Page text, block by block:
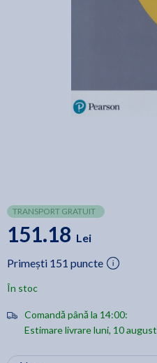
TRANSPORT GRATUIT
151.18 Lei
Primești 151 puncte
În stoc
Comandă până la 14:00:
Estimare livrare luni, 10 august